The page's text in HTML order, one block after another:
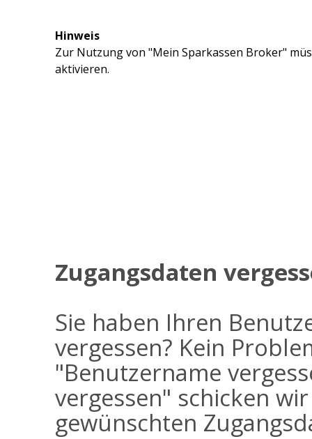
Hinweis
Zur Nutzung von "Mein Sparkassen Broker"
aktivieren.
Zugangsdaten
Sie haben Ihren
vergessen? Kein
"Benutzername
vergessen" schicken
gewünschten